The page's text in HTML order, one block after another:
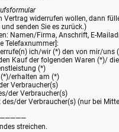
Vertrag widerrufen wollen, dann
senden Sie es zurück.)
Namen/Firma, Anschrift, E-
Telefaxnummer]:
ich/wir (*) den von mir/uns
Kauf der folgenden Waren (*)/
(*)
erhalten am (*)
Verbraucher(s)
der Verbraucher(s)
des/der Verbraucher(s) (nur bei
streichen.